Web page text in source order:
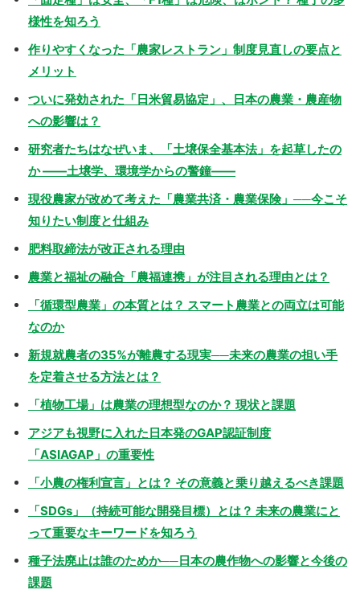
様性を知ろう
作りやすくなった「農家レストラン」制度見直しの要点と
メリット
ついに発効された「日米貿易協定」、日本の農業・農産物
への影響は？
研究者たちはなぜいま、「土壌保全基本法」を起草したの
か ――土壌学、環境学からの警鐘――
現役農家が改めて考えた「農業共済・農業保険」──今こそ
知りたい制度と仕組み
肥料取締法が改正される理由
農業と福祉の融合「農福連携」が注目される理由とは？
「循環型農業」の本質とは？ スマート農業との両立は可能
なのか
新規就農者の35%が離農する現実──未来の農業の担い手
を定着させる方法とは？
「植物工場」は農業の理想型なのか？ 現状と課題
アジアも視野に入れた日本発のGAP認証制度
「ASIAGAP」の重要性
「小農の権利宣言」とは？ その意義と乗り越えるべき課題
「SDGs」（持続可能な開発目標）とは？ 未来の農業にと
って重要なキーワードを知ろう
種子法廃止は誰のためか──日本の農作物への影響と今後の
課題